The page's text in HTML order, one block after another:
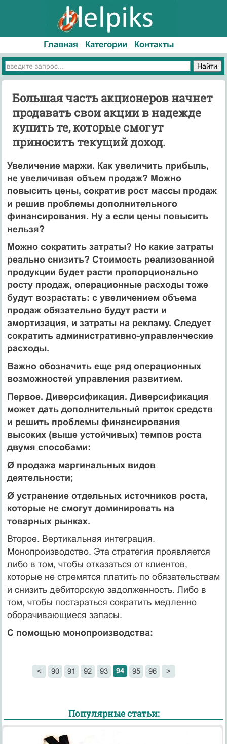
Главная Категории Контакты
Большая часть акционеров начнет
продавать свои акции в надежде
купить те, которые смогут
приносить текущий доход.
Увеличение маржи. Как увеличить прибыль,
не увеличивая объем продаж? Можно
повысить цены, сократив рост массы продаж
и решив проблемы дополнительного
финансирования. Ну а если цены повысить
нельзя?
Можно сократить затраты? Но какие затраты
реально снизить? Стоимость реализованной
продукции будет расти пропорционально
росту продаж, операционные расходы тоже
будут возрастать: с увеличением объема
продаж обязательно будут расти и
амортизация, и затраты на рекламу. Следует
сократить административно-управленческие
расходы.
Важно обозначить еще ряд операционных
возможностей управления развитием.
Первое. Диверсификация. Диверсификация
может дать дополнительный приток средств
и решить проблемы финансирования
высоких (выше устойчивых) темпов роста
двумя способами:
Ø продажа маргинальных видов
деятельности;
Ø устранение отдельных источников роста,
которые не смогут доминировать на
товарных рынках.
Второе. Вертикальная интеграция.
Монопроизводство. Эта стратегия проявляется
либо в том, чтобы отказаться от клиентов,
которые не стремятся платить по обязательствам
и снизить дебиторскую задолженность. Либо в
том, чтобы постараться сократить медленно
оборачивающиеся запасы.
С помощью монопроизводства:
< 90 91 92 93 94 95 96 >
Популярные статьи: